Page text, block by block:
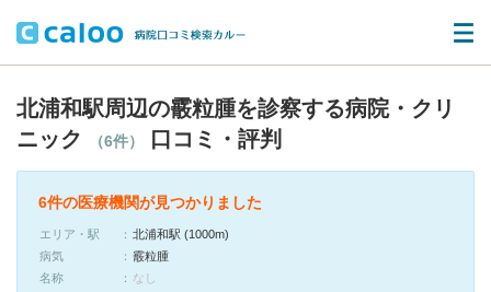
北浦和駅周辺の霰粒腫を診察する病院・クリ
ニック
（6件） 口コミ・評判
6件の医療機関が見つかりました
エリア・駅
北浦和駅 (1000m)
病気
霰粒腫
名称
なし